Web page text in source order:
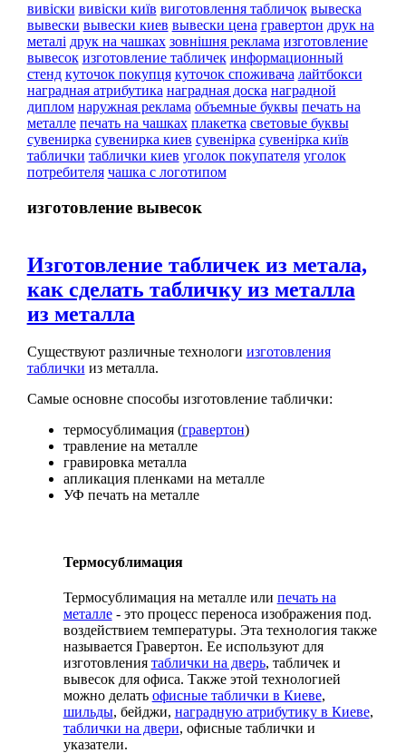
вивіски вивіски київ виготовлення табличок вывеска
вывески вывески киев вывески цена гравертон друк на
металі друк на чашках зовнішня реклама изготовление
вывесок изготовление табличек информационный
стенд куточок покупця куточок споживача лайтбокси
наградная атрибутика наградная доска наградной
диплом наружная реклама объемные буквы печать на
металле печать на чашках плакетка световые буквы
сувенирка сувенирка киев сувенірка сувенірка київ
таблички таблички киев уголок покупателя уголок
потребителя чашка с логотипом
изготовление вывесок
Изготовление табличек из метала,
как сделать табличку из металла
из металла
Существуют различные технологи изготовления
таблички из металла.
Самые основне способы изготовление таблички:
термосублимация (гравертон)
травление на металле
гравировка металла
апликация пленками на металле
УФ печать на металле
Термосублимация
Термосублимация на металле или печать на
металле- это процесс переноса изображения под.
воздействием температуры. Эта технология также
называется Гравертон. Ее используют для
изготовления таблички на дверь, табличек и
вывесок для офиса. Также этой технологией
можно делать офисные таблички в Киеве,
шильды, бейджи, наградную атрибутику в Киеве,
таблички на двери, офисные таблички и
указатели.